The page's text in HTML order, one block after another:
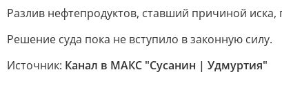
Разлив нефтепродуктов, ставший причиной
Решение суда пока не вступило в законную силу.
Источник: Канал в МАКС "Сусанин | Удмуртия"